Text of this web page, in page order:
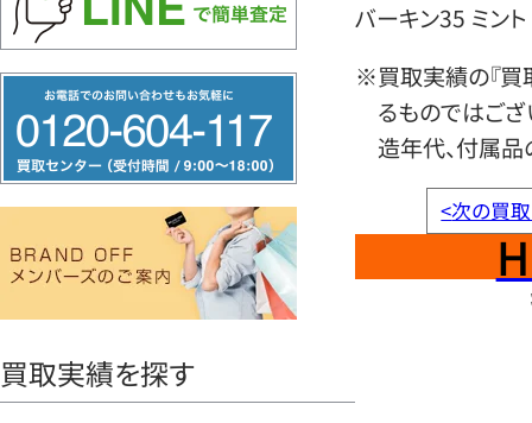
リ
ー
ヤ
買取実績を探す
バーキン35 ミン
※買取実績の『買
るものではござ
造年代、付属品
<次の買